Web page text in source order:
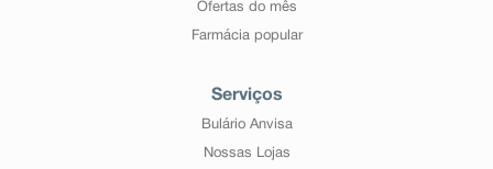
Ofertas do mês
Farmácia popular
Serviços
Bulário Anvisa
Nossas Lojas